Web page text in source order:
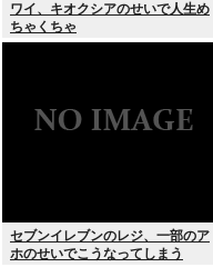
ワイ、キオクシアのせいで人生め
ちゃくちゃ
セブンイレブンのレジ、一部のア
ホのせいでこうなってしまう